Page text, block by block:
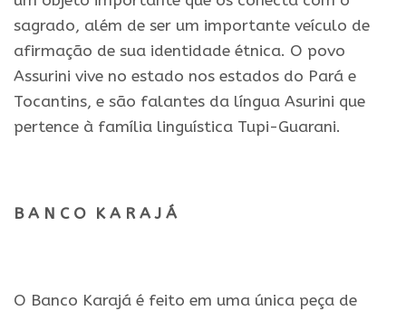
sagrado, além de ser um importante veículo de
afirmação de sua identidade étnica. O povo
Assurini vive no estado nos estados do Pará e
Tocantins, e são falantes da língua Asurini que
pertence à família linguística Tupi-Guarani.
B A N C O K A R A J Á
O Banco Karajá é feito em uma única peça de